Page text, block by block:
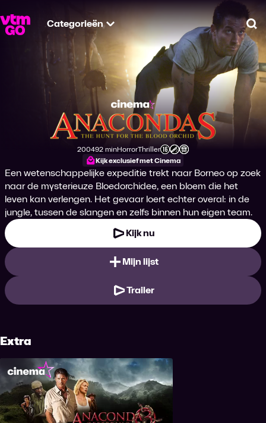
Categorieën
Anacondas: The
Productiejaar
2004
Tijdsduur
92 min
Genre
Horror
Genre
Thriller
Leeftijdsclassificatie
Kijk exclusief met Cinema
Een wetenschappelijke expeditie trekt naar Borneo op zoek
naar de mysterieuze Bloedorchidee, een bloem die het
leven kan verlengen. Het gevaar loert echter overal: in de
jungle, tussen de slangen en zelfs binnen hun eigen team.
Kijk nu
Mijn lijst
Trailer
Extra
Anaconda 3: Offspring